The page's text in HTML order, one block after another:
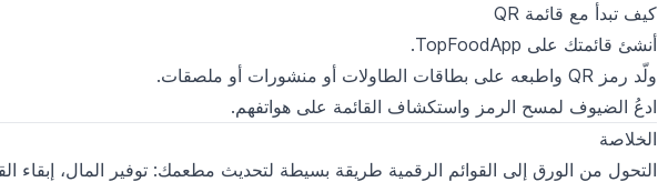
كيف تبدأ مع قائمة QR
أنشئ قائمتك على TopFoodApp.
ولّد رمز QR واطبعه على بطاقات الطاولات أو منشورات أو ملصقات.
ادعُ الضيوف لمسح الرمز واستكشاف القائمة على هواتفهم.
الخلاصة
التحول من الورق إلى القوائم الرقمية طريقة بسيطة لتحديث مطعمك: توفير المال، إبقاء